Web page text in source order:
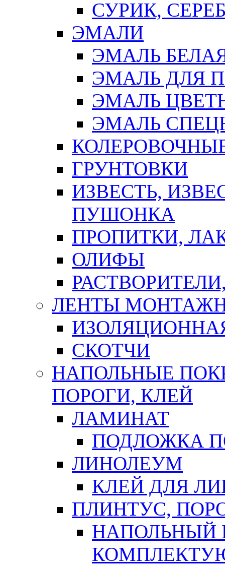
СУРИК,
ЭМАЛИ
ЭМАЛЬ
ЭМАЛЬ ДЛЯ
ЭМАЛЬ
ЭМАЛЬ
ГРУНТОВКИ
ИЗВЕСТЬ,
ПУШОНКА
ПРОПИТКИ,
ОЛИФЫ
ЛЕНТЫ
СКОТЧИ
НАПОЛЬНЫЕ
ПОРОГИ, КЛЕЙ
ЛАМИНАТ
ПОДЛОЖКА
ЛИНОЛЕУМ
КЛЕЙ ДЛЯ
ПЛИНТУС,
НАПОЛЬНЫЙ